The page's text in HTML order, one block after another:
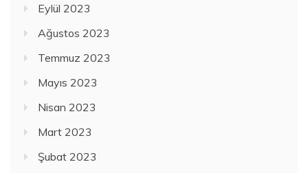
Eylül 2023
Ağustos 2023
Temmuz 2023
Mayıs 2023
Nisan 2023
Mart 2023
Şubat 2023